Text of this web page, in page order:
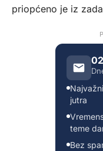
priopćeno je iz
jutra
teme
Bez